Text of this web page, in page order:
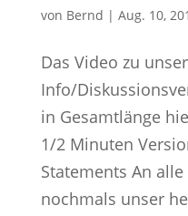
von Bernd | Aug. 10,
Das Video zu
Info/
in Gesamtlänge
1/2 Minuten
Statements An
nochmals unser